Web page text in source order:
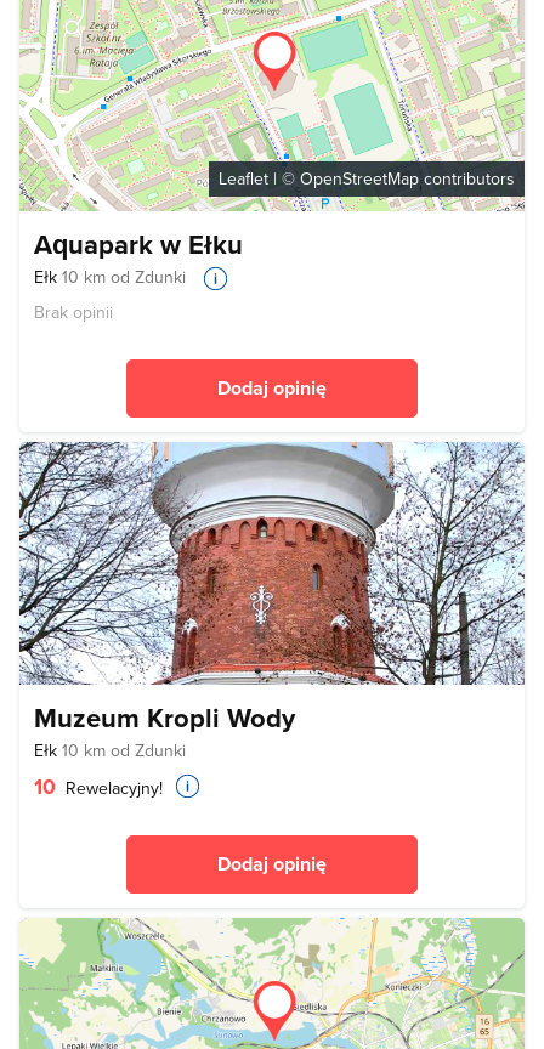
Leaflet | © OpenStreetMap contributors
Aquapark w Ełku
Ełk 10 km od Zdunki
Brak opinii
Dodaj opinię
Muzeum Kropli Wody
Ełk 10 km od Zdunki
10 Rewelacyjny!
Dodaj opinię